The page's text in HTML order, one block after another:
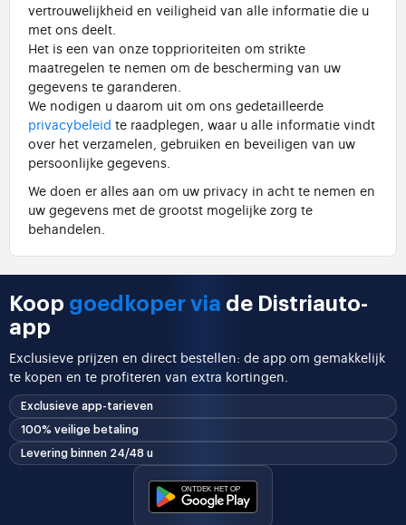
vertrouwelijkheid en veiligheid van alle informatie die u
met ons deelt.
Het is een van onze topprioriteiten om strikte
maatregelen te nemen om de bescherming van uw
gegevens te garanderen.
We nodigen u daarom uit om ons gedetailleerde
privacybeleid te raadplegen, waar u alle informatie vindt
over het verzamelen, gebruiken en beveiligen van uw
persoonlijke gegevens.
We doen er alles aan om uw privacy in acht te nemen en
uw gegevens met de grootst mogelijke zorg te
behandelen.
Koop goedkoper via de Distriauto-
app
Exclusieve prijzen en direct bestellen: de app om gemakkelijk
te kopen en te profiteren van extra kortingen.
Exclusieve app-tarieven
100% veilige betaling
Levering binnen 24/48 u